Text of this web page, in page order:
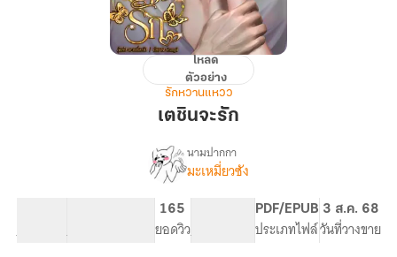
โหลด
ตัวอย่าง
รักหวานแหวว
เตชินจะรัก
เรื่อง
นามปากกา
มะเหมี่ยวซัง
จำนวนคำ จำนวนหน้า (A5)
165
ยอดวิวระดับเนื้อหา
PDF/EPUB
ประเภทไฟล์
3 ส.ค. 68
วันที่วางขาย